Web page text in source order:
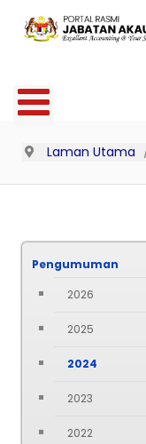
Laman Utama
Pengumuman
2026
2025
2024
2023
2022